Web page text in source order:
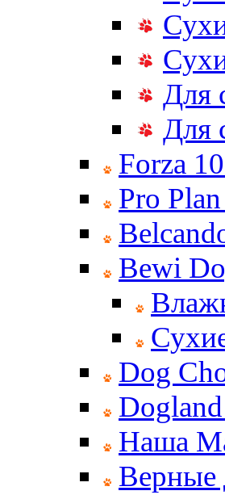
Для
Для
Forza
Pro
Bewi
Dog
Наша
Верные